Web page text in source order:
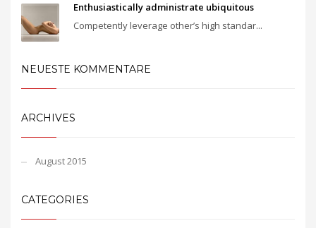
Enthusiastically administrate ubiquitous
Competently leverage other’s high standar...
NEUESTE KOMMENTARE
ARCHIVES
August 2015
CATEGORIES